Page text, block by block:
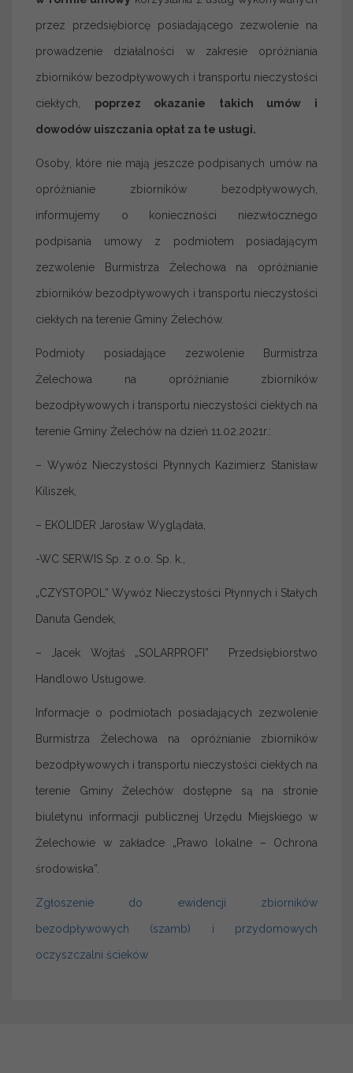
przez przedsiębiorcę posiadającego zezwolenie na
prowadzenie działalności w zakresie opróżniania
zbiorników bezodpływowych i transportu nieczystości
ciekłych, poprzez okazanie takich umów i
dowodów uiszczania opłat za te usługi.
Osoby, które nie mają jeszcze podpisanych umów na
opróżnianie zbiorników bezodpływowych,
informujemy o konieczności niezwłocznego
podpisania umowy z podmiotem posiadającym
zezwolenie Burmistrza Żelechowa na opróżnianie
zbiorników bezodpływowych i transportu nieczystości
ciekłych na terenie Gminy Żelechów.
Podmioty posiadające zezwolenie Burmistrza
Żelechowa na opróżnianie zbiorników
bezodpływowych i transportu nieczystości ciekłych na
terenie Gminy Żelechów na dzień 11.02.2021r.:
– Wywóz Nieczystości Płynnych Kazimierz Stanisław
Kiliszek,
– EKOLIDER Jarosław Wyglądała,
-WC SERWIS Sp. z o.o. Sp. k.,
„CZYSTOPOL” Wywóz Nieczystości Płynnych i Stałych
Danuta Gendek,
– Jacek Wojtaś „SOLARPROFI” Przedsiębiorstwo
Handlowo Usługowe.
Informacje o podmiotach posiadających zezwolenie
Burmistrza Żelechowa na opróżnianie zbiorników
bezodpływowych i transportu nieczystości ciekłych na
terenie Gminy Żelechów dostępne są na stronie
biuletynu informacji publicznej Urzędu Miejskiego w
Żelechowie w zakładce „Prawo lokalne – Ochrona
środowiska”.
Zgłoszenie do ewidencji zbiorników
bezodpływowych (szamb) i przydomowych
oczyszczalni ścieków